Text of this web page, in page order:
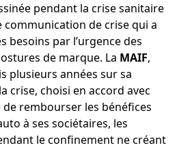
pendant la crise sanitaire
communication de crise qui a
besoins par l’urgence des
de marque. La MAIF,
plusieurs années sur sa
crise, choisi en accord avec
rembourser les bénéfices
à ses sociétaires, les
le confinement ne créant